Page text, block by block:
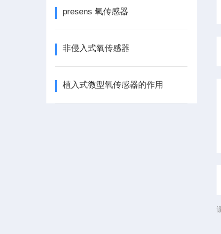
presens 氧传感器
非侵入式氧传感器
植入式微型氧传感器的作用